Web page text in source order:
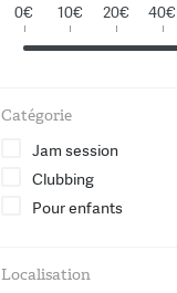
0€ 10€ 20€ 40€
Catégorie
Jam session
Clubbing
Pour enfants
Localisation